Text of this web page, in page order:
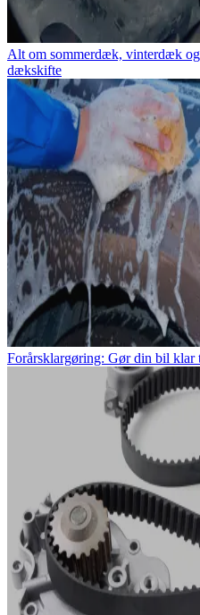
Alt om sommerdæk, vinterdæk
dækskifte
Forårsklargøring: Gør din bil klar